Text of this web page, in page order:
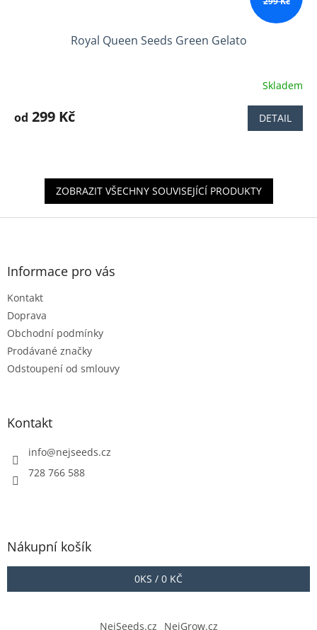
Royal Queen Seeds Green Gelato
produktu
hvězdiček.
Skladem
od 299 Kč DETAIL
ZOBRAZIT VŠECHNY SOUVISEJÍCÍ PRODUKTY
Z
Informace pro vás
Kontakt
Doprava
Obchodní podmínky
Prodávané značky
Odstoupení od smlouvy
Kontakt
info@nejseeds.cz
728 766 588
Nákupní košík
0KS / 0 KČ
NejSeeds.cz NejGrow.cz